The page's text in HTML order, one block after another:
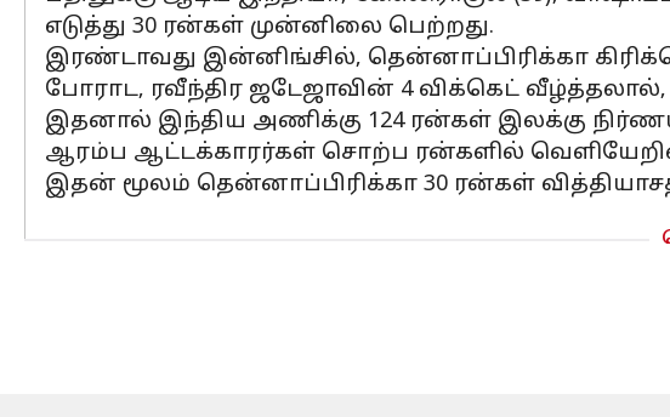
எடுத்து 30 ரன்கள் முன்னிலை பெற்றது.
இரண்டாவது இன்னிங்சில், தென்னாப்பிரிக்கா
போராட, ரவீந்திர ஜடேஜாவின் 4 விக்கெட் வீழ்த்தலால்,
இதனால் இந்திய அணிக்கு 124 ரன்கள் இலக்கு
ஆரம்ப ஆட்டக்காரர்கள் சொற்ப ரன்களில்
இதன் மூலம் தென்னாப்பிரிக்கா 30 ரன்கள்